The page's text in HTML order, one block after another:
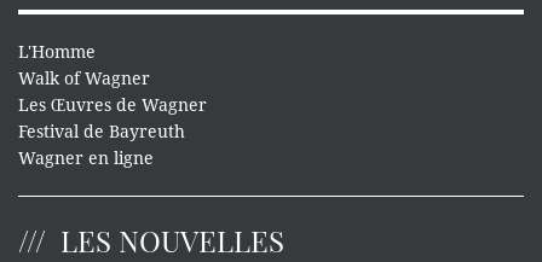
L'Homme
Walk of Wagner
Les Œuvres de Wagner
Festival de Bayreuth
Wagner en ligne
LES NOUVELLES